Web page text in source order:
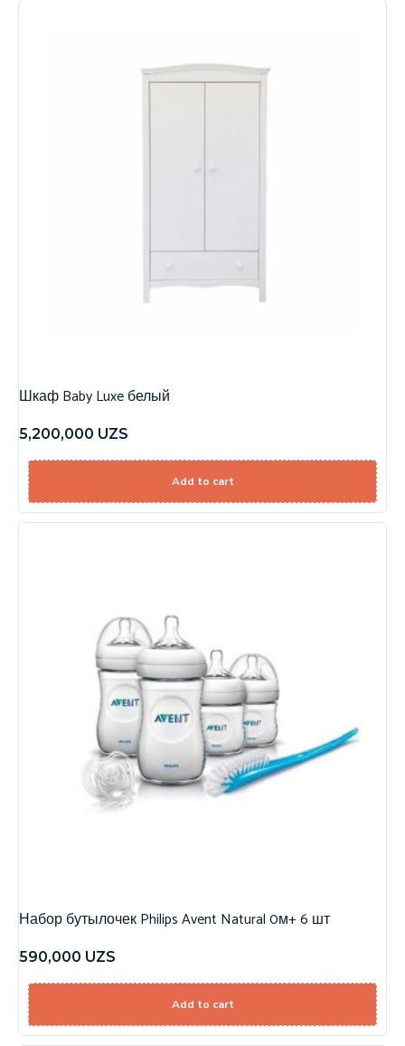
Шкаф Baby Luxe белый
5,200,000 UZS
Add to cart
Набор бутылочек Philips Avent Natural 0м+ 6 шт
590,000 UZS
Add to cart